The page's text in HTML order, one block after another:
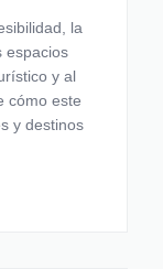
la
espacios
y al
cómo este
y destinos